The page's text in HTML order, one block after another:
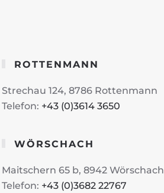
ROTTENMANN
Strechau 124, 8786 Rottenmann
Telefon: +43 (0)3614 3650
WÖRSCHACH
Maitschern 65 b, 8942 Wörschach
Telefon: +43 (0)3682 22767